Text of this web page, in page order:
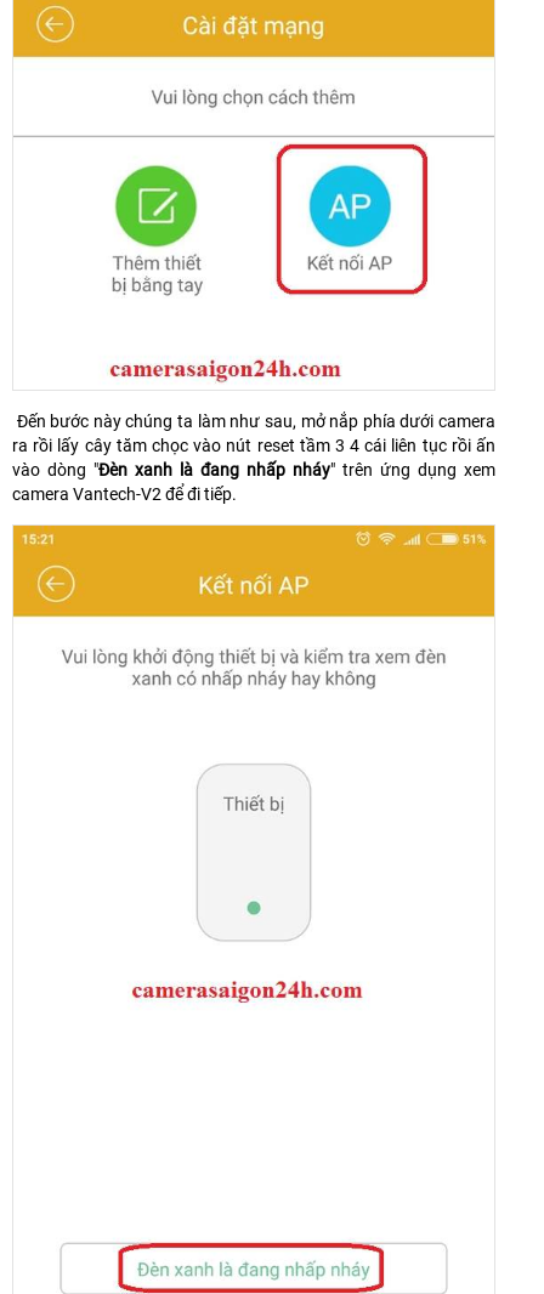
Đến bước này chúng ta làm như sau, mở nắp phía dưới camera
ra rồi lấy cây tăm chọc vào nút reset tầm 3 4 cái liên tục rồi ấn
vào dòng "Đèn xanh là đang nhấp nháy" trên ứng dụng xem
camera Vantech-V2 để đi tiếp.